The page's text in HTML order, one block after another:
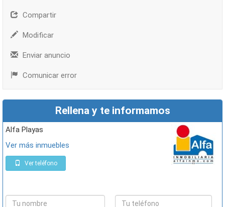
Compartir
Modificar
Enviar anuncio
Comunicar error
Rellena y te informamos
Alfa Playas
Ver más inmuebles
Ver teléfono